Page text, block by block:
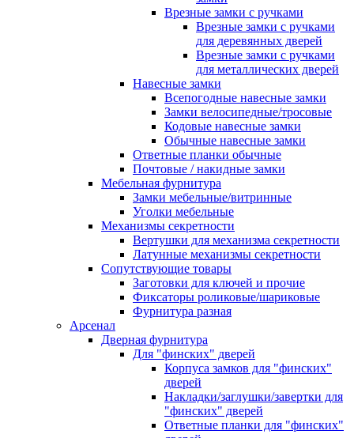
Врезные замки с ручками
Врезные замки с ручками
для деревянных дверей
Врезные замки с ручками
для металлических дверей
Навесные замки
Всепогодные навесные замки
Замки велосипедные/тросовые
Кодовые навесные замки
Обычные навесные замки
Ответные планки обычные
Почтовые / накидные замки
Мебельная фурнитура
Замки мебельные/витринные
Уголки мебельные
Механизмы секретности
Вертушки для механизма секретности
Латунные механизмы секретности
Сопутствующие товары
Заготовки для ключей и прочие
Фиксаторы роликовые/шариковые
Фурнитура разная
Арсенал
Дверная фурнитура
Для "финских" дверей
Корпуса замков для "финских"
дверей
Накладки/заглушки/завертки для
"финских" дверей
Ответные планки для "финских"